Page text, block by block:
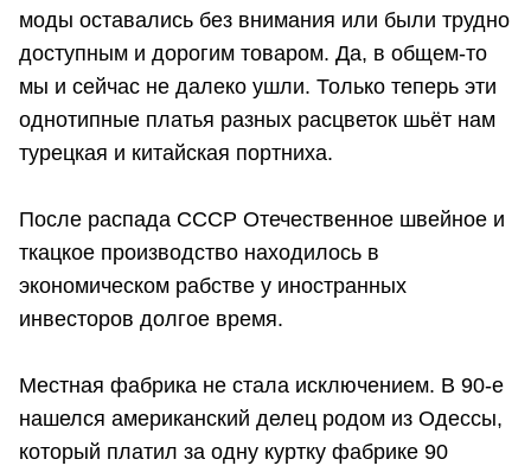
моды оставались без внимания или были трудно
доступным и дорогим товаром. Да, в общем-то
мы и сейчас не далеко ушли. Только теперь эти
однотипные платья разных расцветок шьёт нам
турецкая и китайская портниха.
После распада СССР Отечественное швейное и
ткацкое производство находилось в
экономическом рабстве у иностранных
инвесторов долгое время.
Местная фабрика не стала исключением. В 90-е
нашелся американский делец родом из Одессы,
который платил за одну куртку фабрике 90